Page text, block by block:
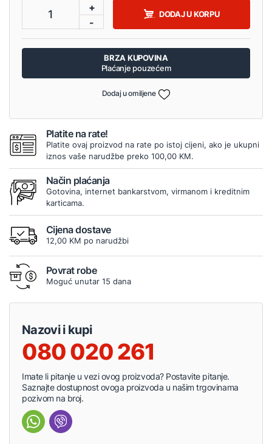
1
+
-
DODAJ U KORPU
BRZA KUPOVINA
Plaćanje pouzećem
Dodaj u omiljene
Platite na rate!
Platite ovaj proizvod na rate po istoj cijeni, ako je ukupni
iznos vaše narudžbe preko 100,00 KM.
Način plaćanja
Gotovina, internet bankarstvom, virmanom i kreditnim
karticama.
Cijena dostave
12,00 KM po narudžbi
Povrat robe
Moguć unutar 15 dana
Nazovi i kupi
080 020 261
Imate li pitanje u vezi ovog proizvoda? Postavite pitanje.
Saznajte dostupnost ovoga proizvoda u našim trgovinama
pozivom na broj.